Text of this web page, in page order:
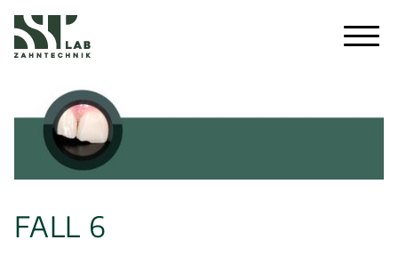
Menu
FALL 6